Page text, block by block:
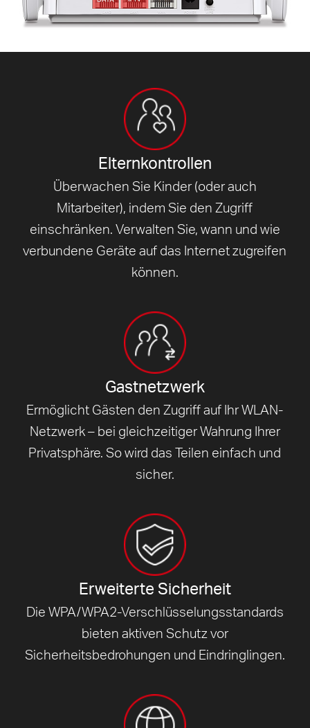
Elternkontrollen
Überwachen Sie Kinder (oder auch
Mitarbeiter), indem Sie den Zugriff
einschränken. Verwalten Sie, wann und wie
verbundene Geräte auf das Internet zugreifen
können.
Gastnetzwerk
Ermöglicht Gästen den Zugriff auf Ihr WLAN-
Netzwerk – bei gleichzeitiger Wahrung Ihrer
Privatsphäre. So wird das Teilen einfach und
sicher.
Erweiterte Sicherheit
Die WPA/WPA2-Verschlüsselungsstandards
bieten aktiven Schutz vor
Sicherheitsbedrohungen und Eindringlingen.